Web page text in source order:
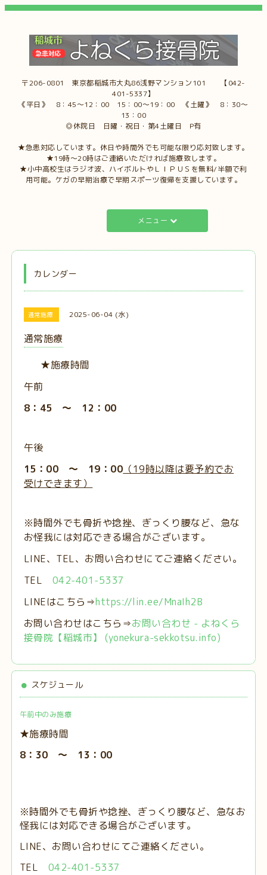
〒206-0801 東京都稲城市大丸86浅野マンション101 【042-
401-5337】
《平日》 8：45～12：00 15：00～19：00 《土曜》 8：30～
13：00
◎休院日 日曜・祝日・第4土曜日 P有
★急患対応しています。休日や時間外でも可能な限り応対致します。
★19時～20時はご連絡いただければ施療致します。
★小中高校生はラジオ波、ハイボルトやＬＩＰＵＳを無料/半額で利
用可能。ケガの早期治療で早期スポーツ復帰を支援しています。
メニュー
カレンダー
通常施療 2025-06-04 (水)
通常施療
★施療時間
午前
8：45 ～ 12：00
午後
15：00 ～ 19：00 （19時以降は要予約でお
受けできます）
※時間外でも骨折や捻挫、ぎっくり腰など、急な
お怪我には対応できる場合がございます。
LINE、TEL、お問い合わせにてご連絡ください。
TEL 042-401-5337
LINEはこちら⇒https://lin.ee/MnaIh2B
お問い合わせはこちら⇒お問い合わせ - よねくら
接骨院【稲城市】 (yonekura-sekkotsu.info)
スケジュール
午前中のみ施療
★施療時間
8：30 ～ 13：00
※時間外でも骨折や捻挫、ぎっくり腰など、急なお
怪我には対応できる場合がございます。
LINE、お問い合わせにてご連絡ください。
TEL 042-401-5337